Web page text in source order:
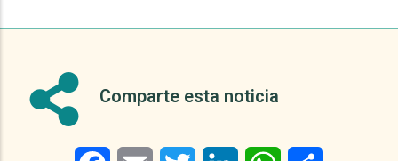
Comparte esta noticia